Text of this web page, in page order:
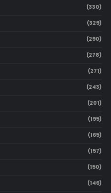
(330)
(329)
(290)
(278)
(271)
(243)
(201)
(195)
(165)
(157)
(150)
(146)